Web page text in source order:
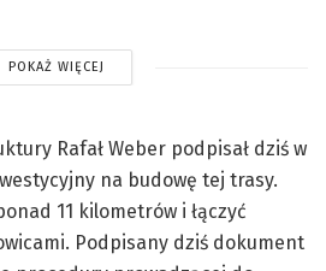
POKAŻ WIĘCEJ
Rafał Weber podpisał dziś w
na budowę tej trasy.
11 kilometrów i łączyć
Podpisany dziś dokument